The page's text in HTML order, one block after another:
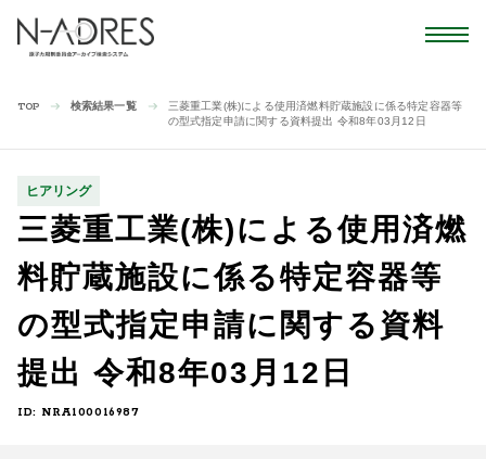
TOP 検索結果一覧
三菱重工業(株)による使用済燃料貯蔵施設に係る特定容器等
の型式指定申請に関する資料提出 令和8年03月12日
ヒアリング
三菱重工業(株)による使用済燃
料貯蔵施設に係る特定容器等
の型式指定申請に関する資料
提出 令和8年03月12日
ID: NRA100016987